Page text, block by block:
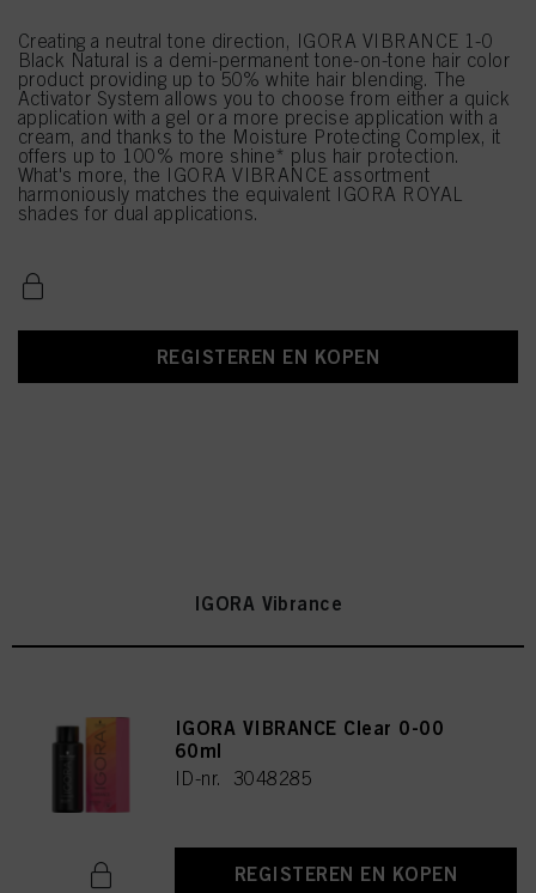
Creating a neutral tone direction, IGORA VIBRANCE 1-0
Black Natural is a demi-permanent tone-on-tone hair color
product providing up to 50% white hair blending. The
Activator System allows you to choose from either a quick
application with a gel or a more precise application with a
cream, and thanks to the Moisture Protecting Complex, it
offers up to 100% more shine* plus hair protection.
What's more, the IGORA VIBRANCE assortment
harmoniously matches the equivalent IGORA ROYAL
shades for dual applications.
REGISTEREN EN KOPEN
IGORA Vibrance
IGORA VIBRANCE Clear 0-00
60ml
ID-nr. 3048285
REGISTEREN EN KOPEN